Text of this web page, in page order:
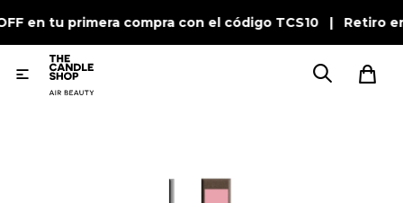
en tu primera compra con el código TCS10 | Retiro
